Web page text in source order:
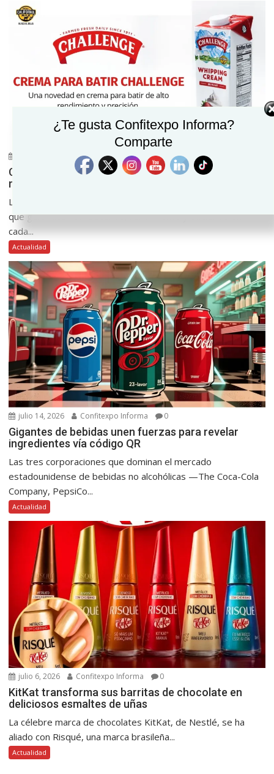
Confitexpo Informa
Challenge Whipping Crean: una novedad de alto
rendimiento y precisión
La industria de alimentos y bebidas demanda ingredientes
que garanticen consistencia, rendimiento y eficiencia en
cada...
Actualidad
julio 14, 2026 Confitexpo Informa 0
Gigantes de bebidas unen fuerzas para revelar
ingredientes vía código QR
Las tres corporaciones que dominan el mercado
estadounidense de bebidas no alcohólicas —The Coca-Cola
Company, PepsiCo...
Actualidad
julio 6, 2026 Confitexpo Informa 0
KitKat transforma sus barritas de chocolate en
deliciosos esmaltes de uñas
La célebre marca de chocolates KitKat, de Nestlé, se ha
aliado con Risqué, una marca brasileña...
Actualidad
¿Te gusta Confitexpo Informa?
Comparte